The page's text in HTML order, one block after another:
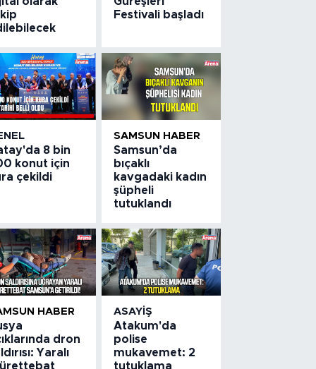
Festivali başladı
8 bin
konut için
çekildi
SAMSUN HABER
Samsun’da
bıçaklı
kavgadaki kadın
şüpheli
tutuklandı
HABER
dron
Yaralı
ASAYIŞ
Atakum'da
polise
mukavemet: 2
tutuklama